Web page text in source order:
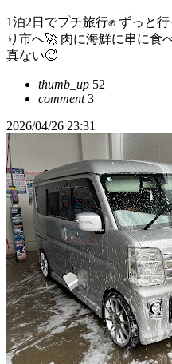
1泊2日でプチ旅行✊ ずっと
り市へ🚀 肉に海鮮に串に食
真ない🥵
thumb_up 52
comment3
2026/04/26 23:31